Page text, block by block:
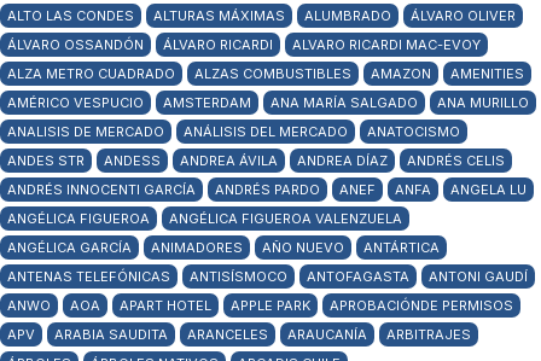
ALTO LAS CONDES ALTURAS MÁXIMAS ALUMBRADO
ÁLVARO OLIVER
ÁLVARO OSSANDÓN
ÁLVARO RICARDI
ALVARO RICARDI MAC-EVOY
ALZA METRO CUADRADO
ALZAS COMBUSTIBLES AMAZON
AMENITIES
AMÉRICO VESPUCIO
AMSTERDAM ANA MARÍA SALGADO
ANA MURILLO
ANALISIS DE MERCADO
ANÁLISIS DEL MERCADO
ANATOCISMO
ANDES STR
ANDESS ANDREA ÁVILA ANDREA DÍAZ
ANDRÉS CELIS
ANDRÉS INNOCENTI GARCÍA
ANDRÉS PARDO ANEF ANFA
ANGELA LU
ANGÉLICA FIGUEROA
ANGÉLICA FIGUEROA VALENZUELA
ANGÉLICA GARCÍA
ANIMADORES AÑO NUEVO
ANTÁRTICA
ANTENAS TELEFÓNICAS
ANTISÍSMOCO ANTOFAGASTA
ANTONI GAUDÍ
ANWO
AOA APART HOTEL APPLE PARK
APROBACIÓNDE PERMISOS
APV
ARABIA SAUDITA ARANCELES ARAUCANÍA
ARBITRAJES